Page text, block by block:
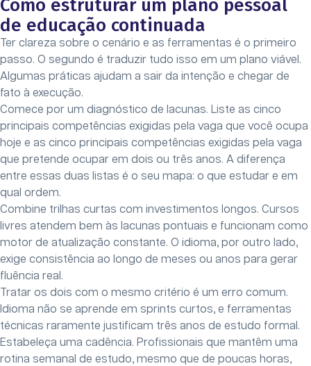
Como estruturar um plano pessoal
de educação continuada
Ter clareza sobre o cenário e as ferramentas é o primeiro
passo. O segundo é traduzir tudo isso em um plano viável.
Algumas práticas ajudam a sair da intenção e chegar de
fato à execução.
Comece por um diagnóstico de lacunas. Liste as cinco
principais competências exigidas pela vaga que você ocupa
hoje e as cinco principais competências exigidas pela vaga
que pretende ocupar em dois ou três anos. A diferença
entre essas duas listas é o seu mapa: o que estudar e em
qual ordem.
Combine trilhas curtas com investimentos longos. Cursos
livres atendem bem às lacunas pontuais e funcionam como
motor de atualização constante. O idioma, por outro lado,
exige consistência ao longo de meses ou anos para gerar
fluência real.
Tratar os dois com o mesmo critério é um erro comum.
Idioma não se aprende em sprints curtos, e ferramentas
técnicas raramente justificam três anos de estudo formal.
Estabeleça uma cadência. Profissionais que mantêm uma
rotina semanal de estudo, mesmo que de poucas horas,